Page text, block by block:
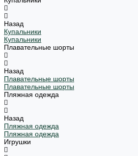
Назад
Купальники
Купальники
Плавательные шорты
Назад
Плавательные шорты
Плавательные шорты
Пляжная одежда
Назад
Пляжная одежда
Пляжная одежда
Игрушки